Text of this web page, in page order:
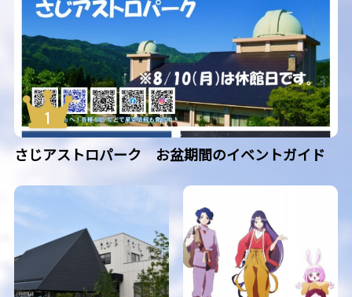
さじアストロパーク お盆期間のイベントガイド